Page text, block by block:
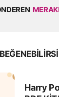
Harry